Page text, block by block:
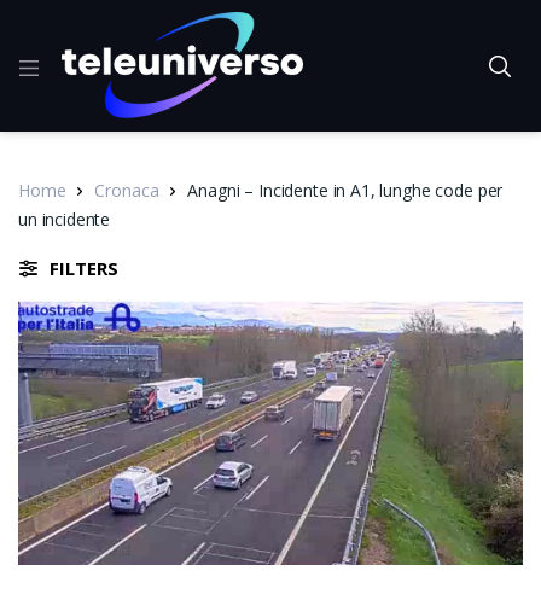
Home Cronaca
Anagni – Incidente in A1, lunghe code per
un incidente
FILTERS